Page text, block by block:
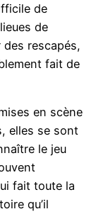
de
de
rescapés,
fait de
en scène
elles se sont
le jeu
fait toute la
qu’il